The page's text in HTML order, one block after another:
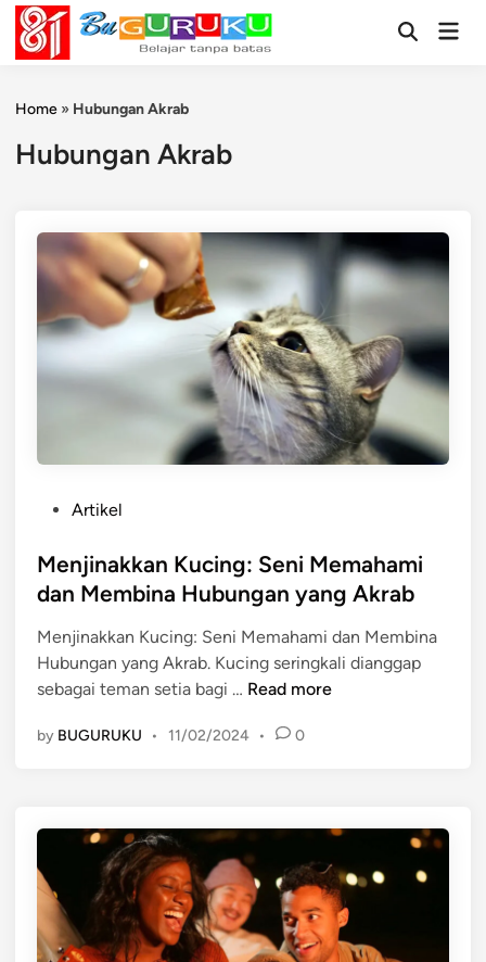
Skip
content
OpenMain
Home » Hubungan Akrab
Hubungan Akrab
s
t
d
i
n
Artikel
Menjinakkan Kucing: Seni Memahami
dan Membina Hubungan yang Akrab
Menjinakkan Kucing: Seni Memahami dan Membina
Hubungan yang Akrab. Kucing seringkali dianggap
sebagai teman setia bagi … M
n
k
k
a
n
Read more
by BUGURUKU • 11/02/2024 • 0